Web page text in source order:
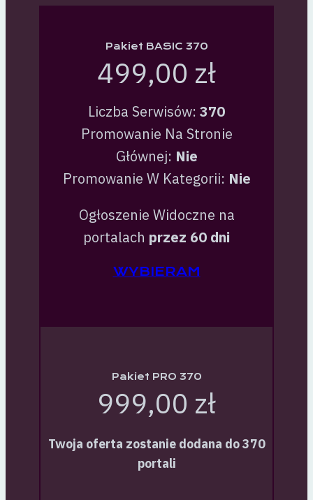
Pakiet BASIC 370
499,00 zł
Liczba Serwisów: 370
Promowanie Na Stronie
Głównej: Nie
Promowanie W Kategorii: Nie
Ogłoszenie Widoczne na
portalach przez 60 dni
WYBIERAM
Pakiet PRO 370
999,00 zł
Twoja oferta zostanie dodana do 370
portali